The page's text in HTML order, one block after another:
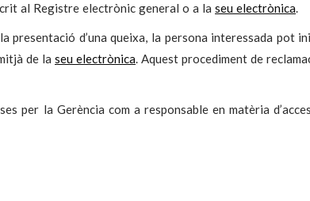
al Registre electrònic general o a la seu electrònica.
presentació d’una queixa, la persona interessada pot
de la seu electrònica. Aquest procediment de
per la Gerència com a responsable en matèria